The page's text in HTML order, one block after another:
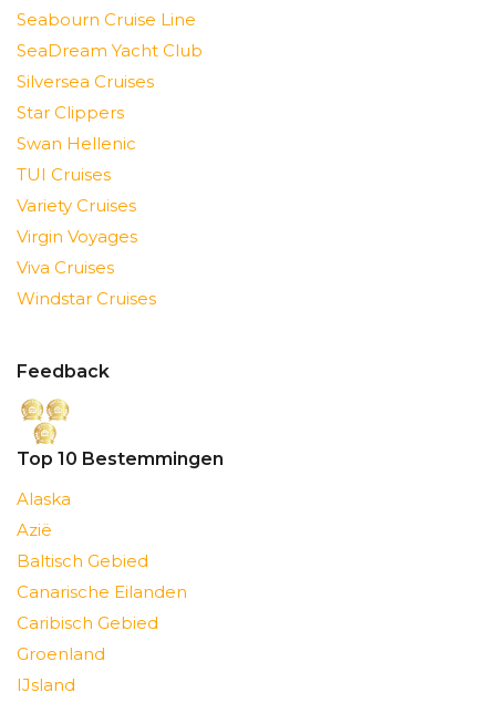
Seabourn Cruise Line
SeaDream Yacht Club
Silversea Cruises
Star Clippers
Swan Hellenic
TUI Cruises
Variety Cruises
Virgin Voyages
Viva Cruises
Windstar Cruises
Feedback
Top 10 Bestemmingen
Alaska
Azië
Baltisch Gebied
Canarische Eilanden
Caribisch Gebied
Groenland
IJsland